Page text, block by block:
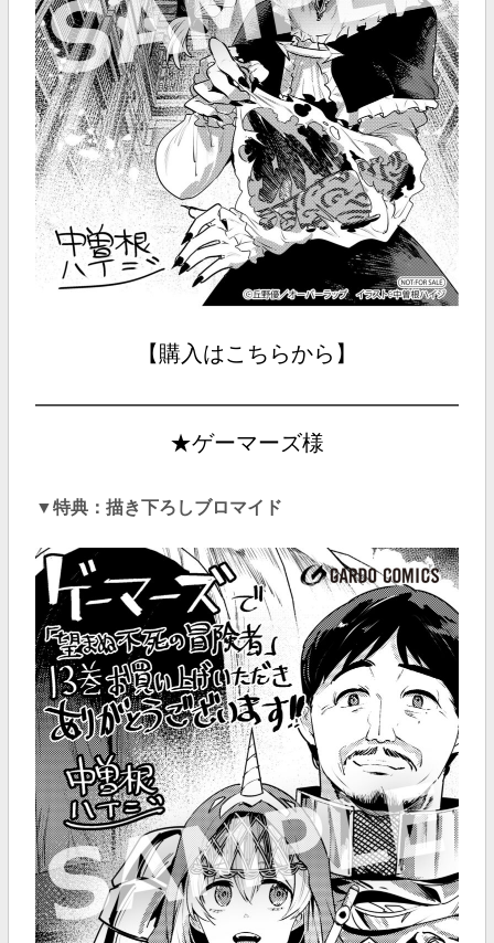
【購入はこちらから】
★ゲーマーズ様
▼特典：描き下ろしブロマイド